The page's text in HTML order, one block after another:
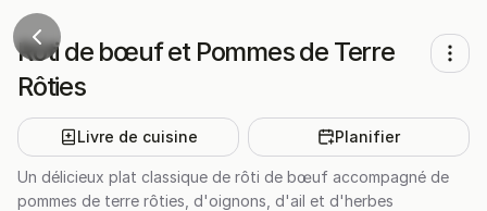
Rôti de bœuf et Pommes de Terre
Rôties
Livre de cuisine Planifier
Un délicieux plat classique de rôti de bœuf accompagné de
pommes de terre rôties, d'oignons, d'ail et d'herbes